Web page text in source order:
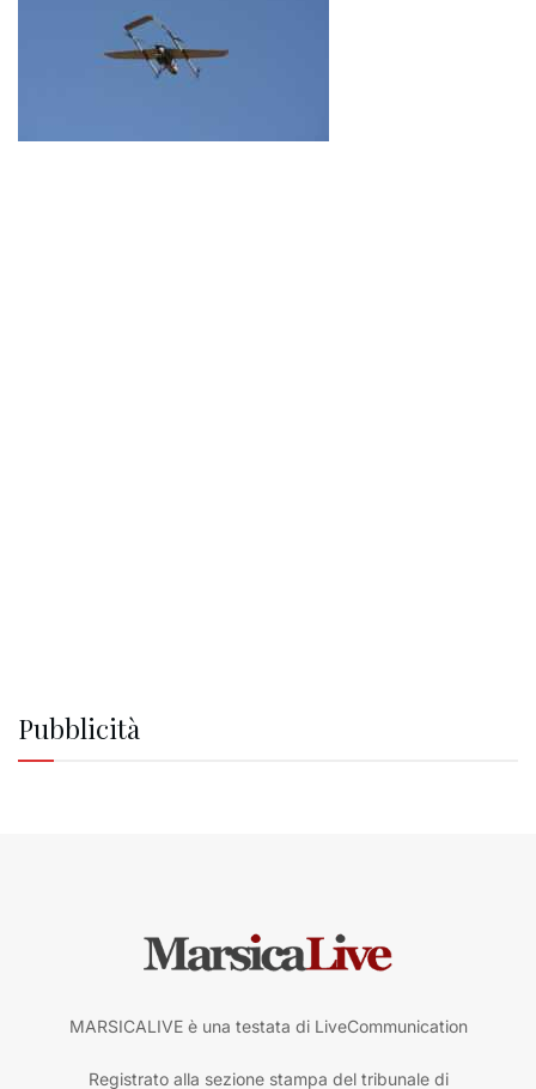
Pubblicità
MARSICALIVE è una testata di LiveCommunication
Registrato alla sezione stampa del tribunale di